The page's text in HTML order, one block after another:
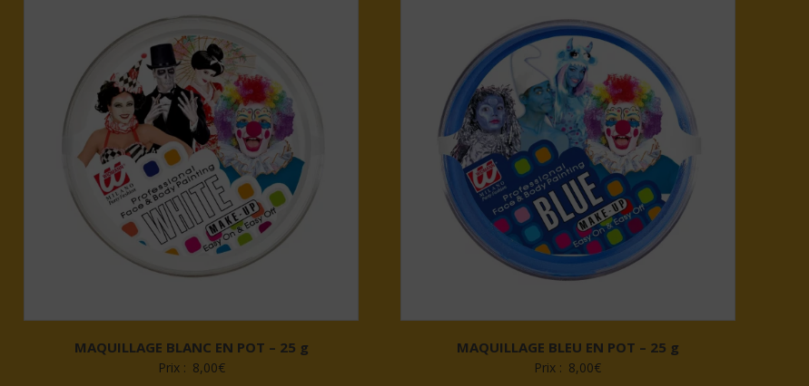
MAQUILLAGE BLANC EN POT – 25 g
Prix : 8,00€
MAQUILLAGE BLEU EN POT – 25 g
Prix : 8,00€